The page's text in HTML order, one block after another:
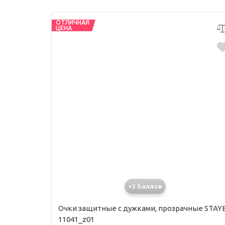
ОТЛИЧНАЯ
ЦЕНА
+3 баллов
Очки защитные с дужками, прозрачные
11041_z01